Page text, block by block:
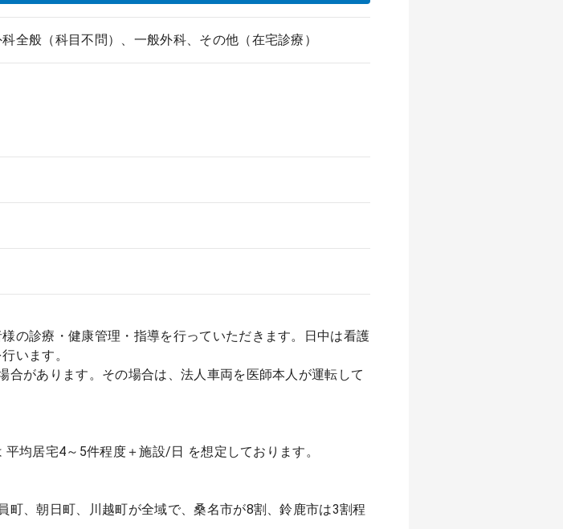
全般（科目不問）、一般外科、その他（在宅診療）
の診療・健康管理・指導を行っていただきます。日中は看護
います。
合があります。その場合は、法人車両を医師本人が運転して
均居宅4～5件程度＋施設/日 を想定しております。
町、朝日町、川越町が全域で、桑名市が8割、鈴鹿市は3割程